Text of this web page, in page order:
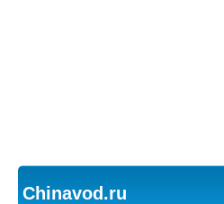
Chinavod.ru